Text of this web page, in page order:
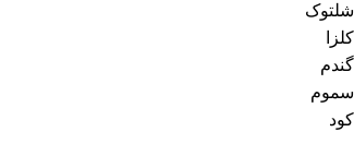
شلتوک
کلزا
گندم
سموم
کود